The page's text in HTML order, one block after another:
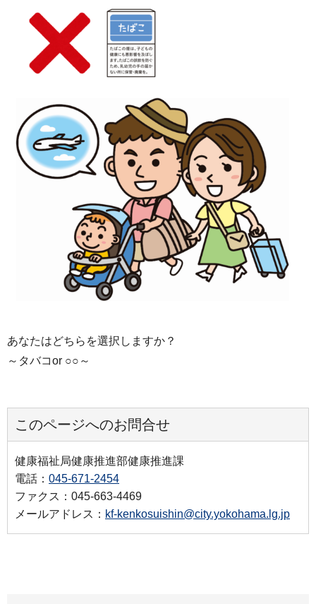
あなたはどちらを選択しますか？
～タバコor ○○～
このページへのお問合せ
健康福祉局健康推進部健康推進課
電話： 045-671-2454
ファクス：045-663-4469
メールアドレス： kf-kenkosuishin@city.yokohama.lg.jp